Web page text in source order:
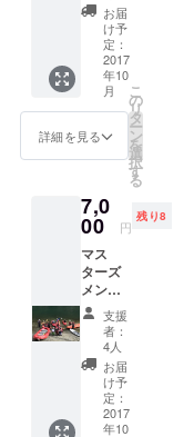
ます。
（高知
県長岡
郡大豊
町西土
居１番
地） カ
ヌー、
キーに
試乗、
ただけ
ます。1
時間程
度でカ
ヌー体
験、
サップ
体験を
交互に
参加す
車場
う！堂
床〜川
口まで
下りま
す。 写
真は昨
年のリ
ターン
イベン
トの写
す。 １
０月１
2日
（木）
1０時集
合→13
時解散
集合
川口駐
車場
お届
け予
定：
2017
年10
月
詳細を見る
こ
の
リ
タ
ー
ン
を
選
択
す
る
7,0
00 円
残り8
マス
ターズ
メン
バーと
小歩危
を下ろ
う！堂
床〜川
口まで
下りま
す。 写
支援
者：
4人
お届
け予
定：
2017
年10